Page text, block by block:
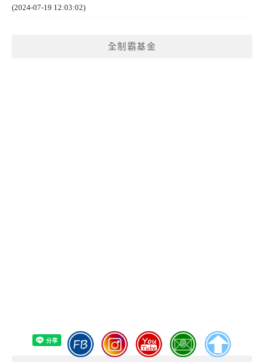
(2024-07-19 12:03:02)
全制霸基金